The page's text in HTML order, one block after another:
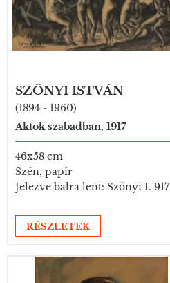
SZŐNYI ISTVÁN
(1894 - 1960)
Aktok szabadban, 1917
46x58 cm
Szén, papír
Jelezve balra lent: Szőnyi I. 917
RÉSZLETEK